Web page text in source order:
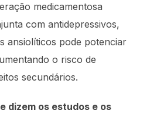
medicamentosa
com antidepressivos,
ansiolíticos pode potenciar
o risco de
secundários.
dizem os estudos e os